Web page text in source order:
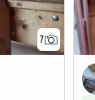
7